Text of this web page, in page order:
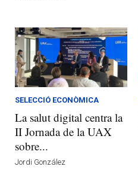
SELECCIÓ ECONÒMICA
La salut digital centra la
II Jornada de la UAX
sobre...
Jordi González